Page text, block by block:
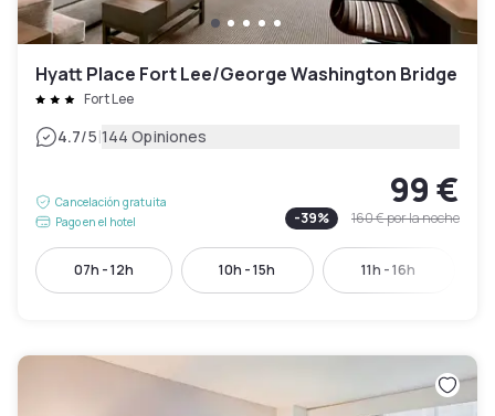
Hyatt Place Fort Lee/George Washington Bridge
Fort Lee
4.7/5|144 Opiniones
Cancelación gratuita
Pago en el hotel
99 €
-39% 160 €por la noche
07h - 12h 10h - 15h 11h - 16h